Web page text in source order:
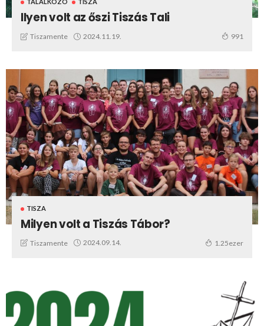
TALÁLKOZÓ TISZA
Ilyen volt az őszi Tiszás Tali
Tiszamente 2024.11.19. 991
TISZA
Milyen volt a Tiszás Tábor?
Tiszamente 2024.09.14. 1.25ezer